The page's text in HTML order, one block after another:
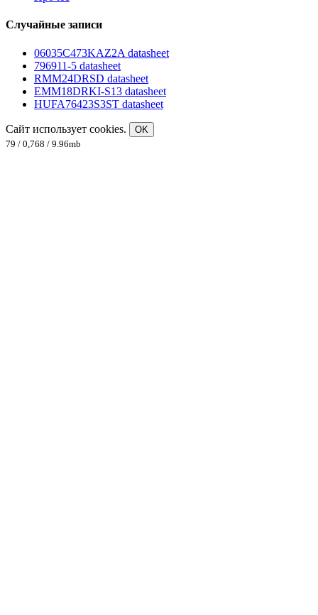
Случайные записи
06035C473KAZ2A datasheet
796911-5 datasheet
RMM24DRSD datasheet
EMM18DRKI-S13 datasheet
HUFA76423S3ST datasheet
Сайт использует cookies.
OK
79 / 0,768 / 9.96mb